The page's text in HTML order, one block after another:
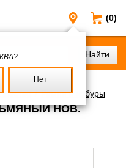
(0)
Москва
Нет
/Ремни и кобуры
НОВ.